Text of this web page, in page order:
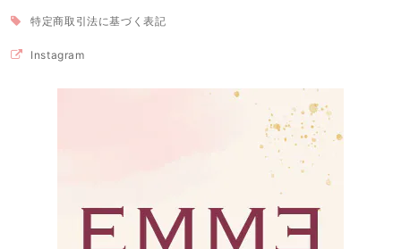
特定商取引法に基づく表記
Instagram